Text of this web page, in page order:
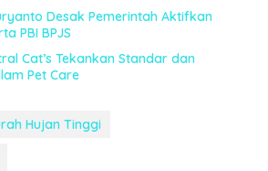
Desak Pemerintah Aktifkan
PBI BPJS
Cat’s Tekankan Standar dan
Pet Care
Hujan Tinggi